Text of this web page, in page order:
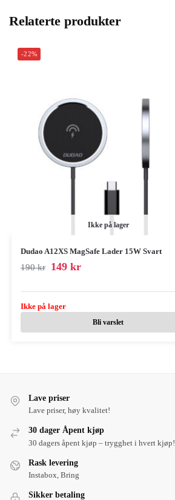
Relaterte produkter
-22%
Ikke på lager
Dudao A12XS MagSafe Lader 15W Svart
190kr 149 kr
Ikke på lager
Bli varslet
Lave priser
Lave priser, høy kvalitet!
30 dager Åpent kjøp
30 dagers åpent kjøp – trygghet i hvert kjøp!
Rask levering
Instabox, Bring
Sikker betaling